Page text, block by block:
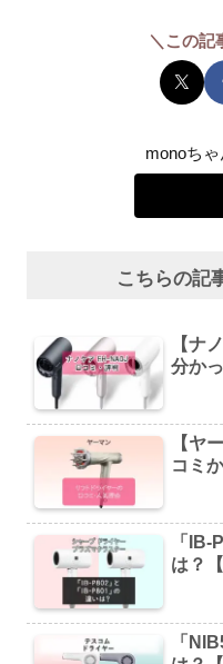
＼この記
monoち
こちらの記
【ナ
分か
【ヤ
コミ
「
は？
「